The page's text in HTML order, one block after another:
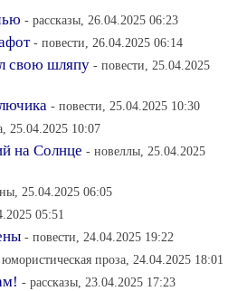
- рассказы, 26.04.2025 06:23
- повести, 26.04.2025 06:14
свою шляпу - повести, 25.04.2025
- повести, 25.04.2025 10:30
25.04.2025 10:07
на Солнце - новеллы, 25.04.2025
25.04.2025 06:05
05:51
- повести, 24.04.2025 19:22
проза, 24.04.2025 18:01
- рассказы, 23.04.2025 17:23